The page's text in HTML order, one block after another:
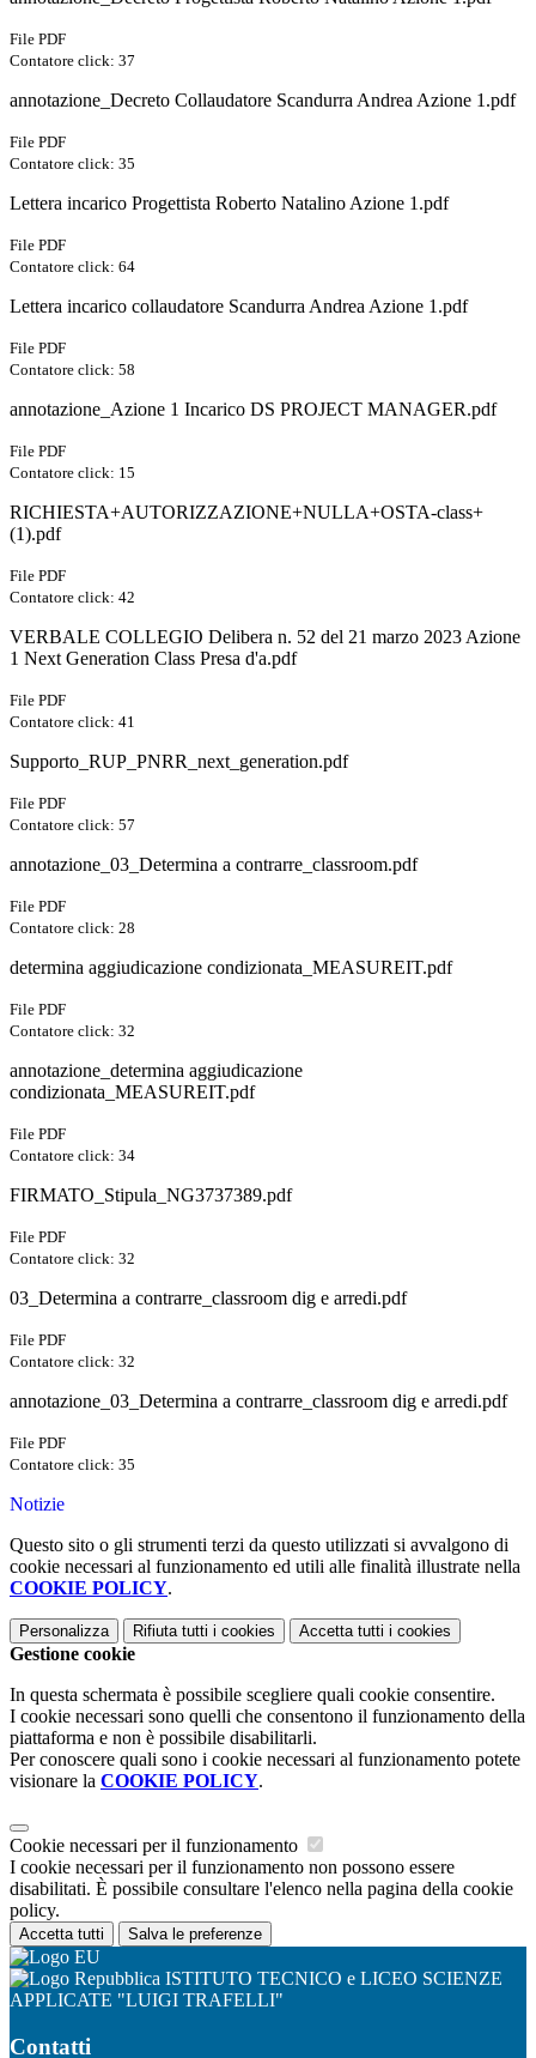
File PDF
Contatore click: 37
annotazione_Decreto Collaudatore Scandurra Andrea Azione 1.pdf
File PDF
Contatore click: 35
Lettera incarico Progettista Roberto Natalino Azione 1.pdf
File PDF
Contatore click: 64
Lettera incarico collaudatore Scandurra Andrea Azione 1.pdf
File PDF
Contatore click: 58
annotazione_Azione 1 Incarico DS PROJECT MANAGER.pdf
File PDF
Contatore click: 15
RICHIESTA+AUTORIZZAZIONE+NULLA+OSTA-class+
(1).pdf
File PDF
Contatore click: 42
VERBALE COLLEGIO Delibera n. 52 del 21 marzo 2023 Azione
1 Next Generation Class Presa d'a.pdf
File PDF
Contatore click: 41
Supporto_RUP_PNRR_next_generation.pdf
File PDF
Contatore click: 57
annotazione_03_Determina a contrarre_classroom.pdf
File PDF
Contatore click: 28
determina aggiudicazione condizionata_MEASUREIT.pdf
File PDF
Contatore click: 32
annotazione_determina aggiudicazione
condizionata_MEASUREIT.pdf
File PDF
Contatore click: 34
FIRMATO_Stipula_NG3737389.pdf
File PDF
Contatore click: 32
03_Determina a contrarre_classroom dig e arredi.pdf
File PDF
Contatore click: 32
annotazione_03_Determina a contrarre_classroom dig e arredi.pdf
File PDF
Contatore click: 35
Notizie
Questo sito o gli strumenti terzi da questo utilizzati si avvalgono di
cookie necessari al funzionamento ed utili alle finalità illustrate nella
COOKIE POLICY.
Personalizza Rifiuta tutti i cookies Accetta tutti i cookies
Gestione cookie
In questa schermata è possibile scegliere quali cookie consentire.
I cookie necessari sono quelli che consentono il funzionamento della
piattaforma e non è possibile disabilitarli.
Per conoscere quali sono i cookie necessari al funzionamento potete
visionare la COOKIE POLICY.
Cookie necessari per il funzionamento
I cookie necessari per il funzionamento non possono essere
disabilitati. È possibile consultare l'elenco nella pagina della cookie
policy.
Accetta tutti Salva le preferenze
ISTITUTO TECNICO e LICEO SCIENZE
APPLICATE "LUIGI TRAFELLI"
Contatti